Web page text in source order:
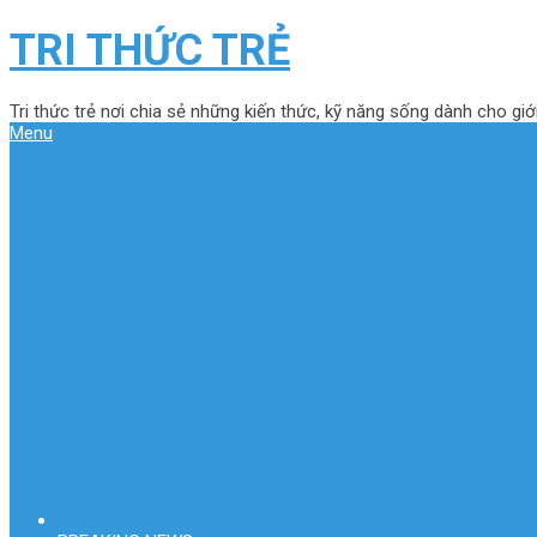
TRI THỨC TRẺ
Tri thức trẻ nơi chia sẻ những kiến thức, kỹ năng sống dành cho
Menu